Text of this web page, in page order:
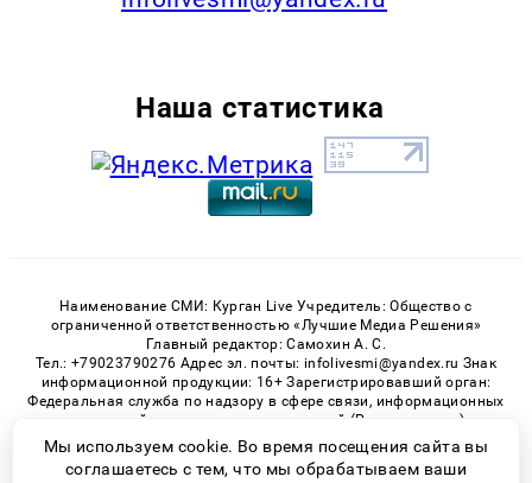
Наша статистика
Наименование СМИ: Курган Live Учредитель: Общество с
ограниченной ответственностью «Лучшие Медиа Решения»
Главный редактор: Самохин А. С.
Тел.: +79023790276 Адрес эл. почты: infolivesmi@yandex.ru Знак
информационной продукции: 16+ Зарегистрировавший орган:
Федеральная служба по надзору в сфере связи, информационных
технологий и массовых коммуникаций (Роскомнадзор)
Регистрационный номер СМИ ЭЛ № ФС 77 - 82535 от 21.01.2022
Мы используем cookie. Во время посещения сайта вы
соглашаетесь с тем, что мы обрабатываем ваши